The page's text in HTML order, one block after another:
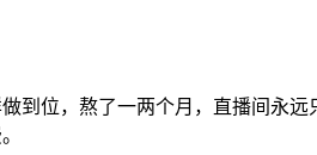
位，熬了一两个月，直播间永